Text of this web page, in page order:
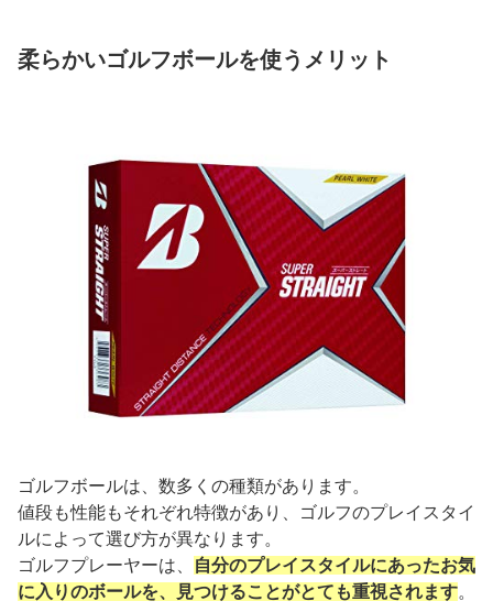
柔らかいゴルフボールを使うメリット
ゴルフボールは、数多くの種類があります。
値段も性能もそれぞれ特徴があり、ゴルフのプレイスタイ
ルによって選び方が異なります。
ゴルフプレーヤーは、
自分のプレイスタイルにあったお気
に入りのボールを、見つけることがとても重視されます。